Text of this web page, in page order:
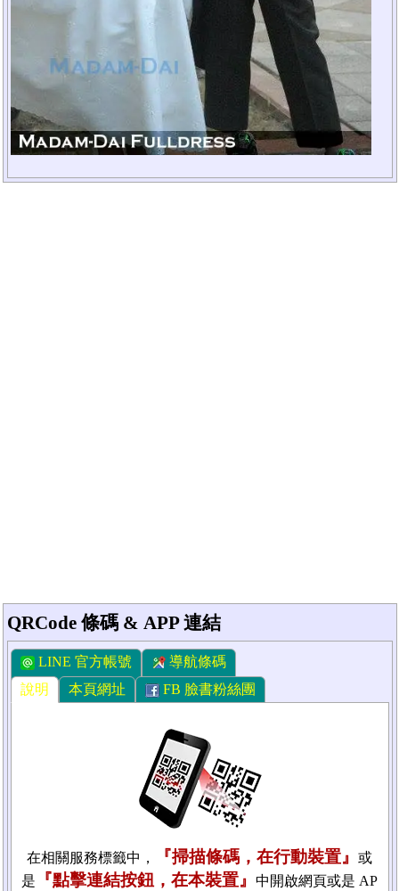
QRCode 條碼 & APP 連結
說明 本頁網址 FB 臉書粉絲團
LINE 官方帳號 導航條碼
在相關服務標籤中， 『掃描條碼，在行動裝置』或
是
『點擊連結按鈕，在本裝置』中開啟網頁或是 AP